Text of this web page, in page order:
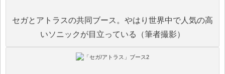
セガとアトラスの共同ブース。やはり世界中で人気の高
いソニックが目立っている（筆者撮影）